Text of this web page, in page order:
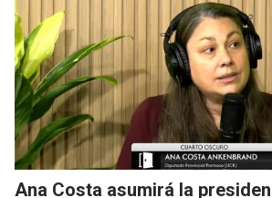
Ana Costa asumirá la